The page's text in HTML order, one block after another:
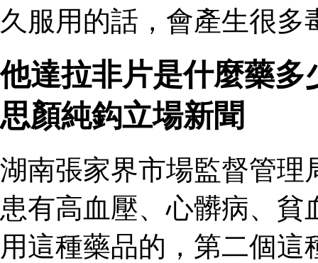
久服用的話，會產生很多
他達拉非片是什麼藥
思顏純鈎立場新聞
湖南張家界市場監督管理
患有高血壓、心髒病、
用這種藥品的，第二個